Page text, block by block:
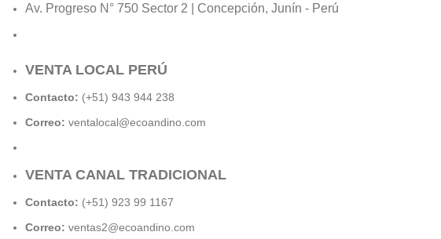
Av. Progreso N° 750 Sector 2 | Concepción, Junín - Perú
VENTA LOCAL PERÚ
Contacto: (+51) 943 944 238
Correo: ventalocal@ecoandino.com
VENTA CANAL TRADICIONAL
Contacto: (+51) 923 99 1167
Correo: ventas2@ecoandino.com